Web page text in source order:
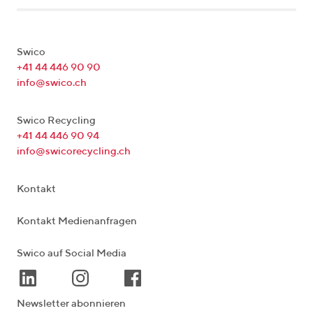
Swico
+41 44 446 90 90
info@swico.ch
Swico Recycling
+41 44 446 90 94
info@swicorecycling.ch
Kontakt
Kontakt Medienanfragen
Swico auf Social Media
Newsletter abonnieren